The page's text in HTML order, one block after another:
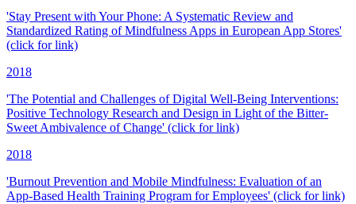
'Stay Present with Your Phone: A Systematic Review and
Standardized Rating of Mindfulness Apps in European App Stores'
(click for link)
2018
'The Potential and Challenges of Digital Well-Being Interventions:
Positive Technology Research and Design in Light of the Bitter-
Sweet Ambivalence of Change' (click for link)
2018
'Burnout Prevention and Mobile Mindfulness: Evaluation of an
App-Based Health Training Program for Employees' (click for link)